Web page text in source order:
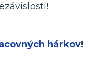
hárkov!